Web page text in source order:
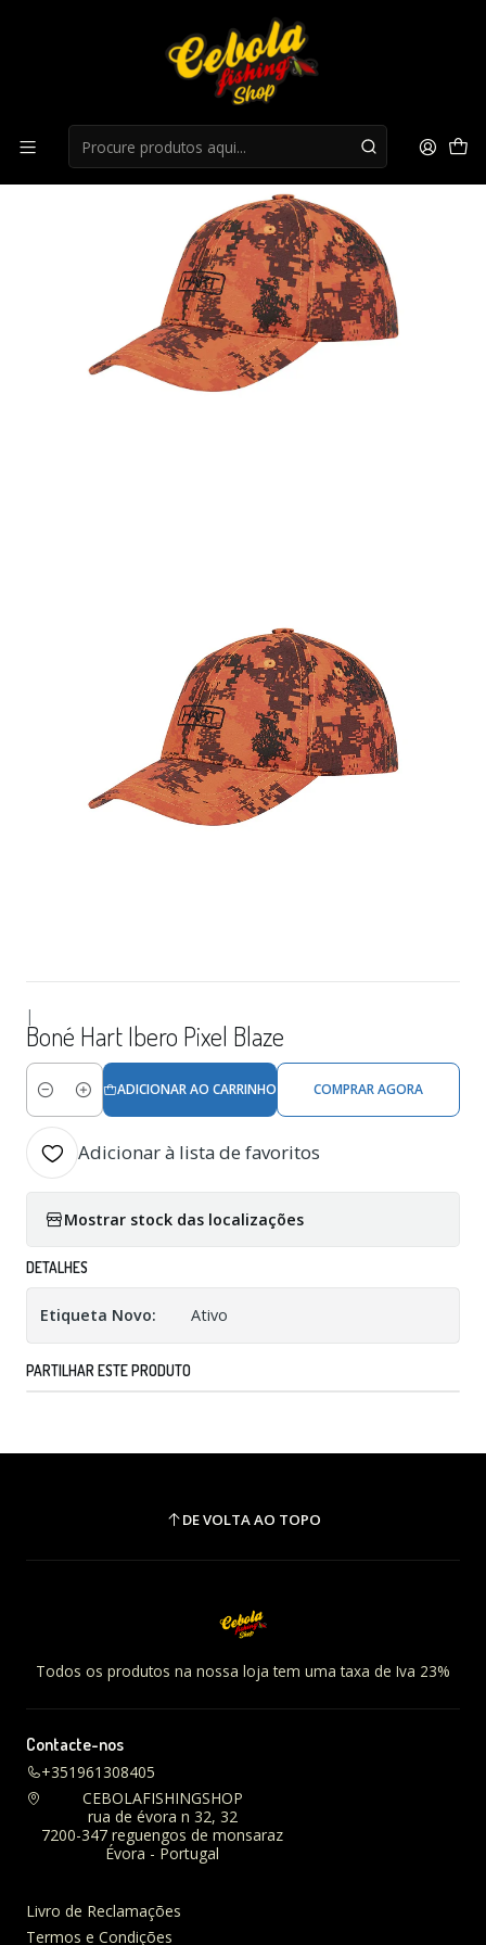
Boné Hart Ibero Pixel Blaze
|
Boné Hart Ibero Pixel Blaze
Quantidade
ADICIONAR AO CARRINHO COMPRAR AGORA
Adicionar à lista de favoritos
Mostrar stock das localizações
DETALHES
Etiqueta Novo: Ativo
PARTILHAR ESTE PRODUTO
DE VOLTA AO TOPO
Todos os produtos na nossa loja tem uma taxa de Iva 23%
Contacte-nos
+351961308405
CEBOLAFISHINGSHOP
rua de évora n 32, 32
7200-347 reguengos de monsaraz
Évora - Portugal
Livro de Reclamações
Termos e Condições